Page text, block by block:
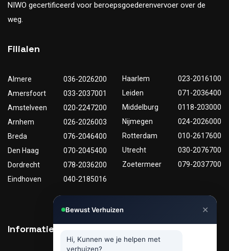
NIWO gecertificeerd voor beroepsgoederenvervoer over de
weg.
Filialen
Almere
036-2026200
Amersfoort
033-2037001
Amstelveen
020-2247200
Arnhem
026-2026003
Breda
076-2046400
Den Haag
070-2045400
Dordrecht
078-2036200
Eindhoven
040-2185016
Haarlem
023-2016100
Leiden
071-2036400
Middelburg
0118-203000
Nijmegen
024-2026000
Rotterdam
010-2617600
Utrecht
030-2076700
Zoetermeer
079-2037700
Informatie
Bewust Verhuizen ✕
Hi, Kunnen we je helpen met
verhuizen?